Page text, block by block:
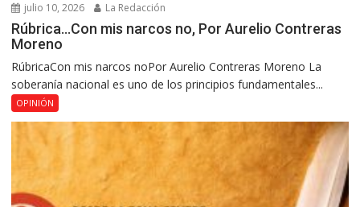
julio 10, 2026 La Redacción
Rúbrica…Con mis narcos no, Por Aurelio Contreras
Moreno
RúbricaCon mis narcos noPor Aurelio Contreras Moreno La
soberanía nacional es uno de los principios fundamentales...
OPINIÓN